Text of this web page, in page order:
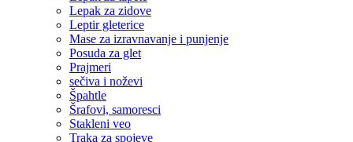
Lepak za zidove
Leptir gleterice
Mase za izravnavanje i punjenje
Posuda za glet
Prajmeri
sečiva i noževi
Špahtle
Šrafovi, samoresci
Stakleni veo
Traka za spojeve